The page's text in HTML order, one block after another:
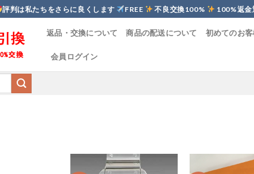
評判は私たちをさらに良くします FREE 不良交換100% 100%返金
返品・交換について 商品の配送について 初めてのお
会員ログイン